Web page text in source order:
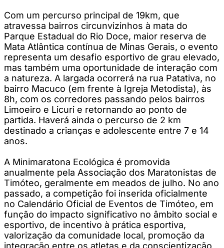
Com um percurso principal de 19km, que
atravessa bairros circunvizinhos à mata do
Parque Estadual do Rio Doce, maior reserva de
Mata Atlântica contínua de Minas Gerais, o evento
representa um desafio esportivo de grau elevado,
mas também uma oportunidade de interação com
a natureza. A largada ocorrerá na rua Patativa, no
bairro Macuco (em frente à Igreja Metodista), às
8h, com os corredores passando pelos bairros
Limoeiro e Licuri e retornando ao ponto de
partida. Haverá ainda o percurso de 2 km
destinado a crianças e adolescente entre 7 e 14
anos.
A Minimaratona Ecológica é promovida
anualmente pela Associação dos Maratonistas de
Timóteo, geralmente em meados de julho. No ano
passado, a competição foi inserida oficialmente
no Calendário Oficial de Eventos de Timóteo, em
função do impacto significativo no âmbito social e
esportivo, de incentivo à prática esportiva,
valorização da comunidade local, promoção da
integração entre os atletas e da conscientização